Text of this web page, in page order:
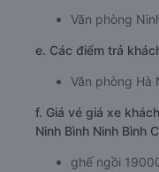
Văn phòng
e. Các điểm trả
Văn phòng Hà
f. Giá vé giá xe
Ninh Bình Ninh Bình
ghế ngồi